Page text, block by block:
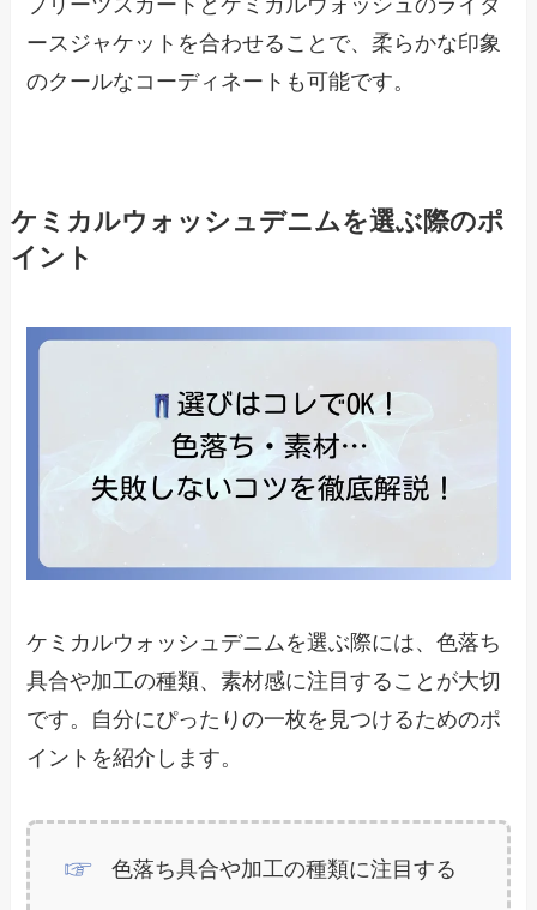
ースジャケットを合わせることで、柔らかな印象
のクールなコーディネートも可能です。
ケミカルウォッシュデニムを選ぶ際のポ
イント
ケミカルウォッシュデニムを選ぶ際には、色落ち
具合や加工の種類、素材感に注目することが大切
です。自分にぴったりの一枚を見つけるためのポ
イントを紹介します。
色落ち具合や加工の種類に注目する